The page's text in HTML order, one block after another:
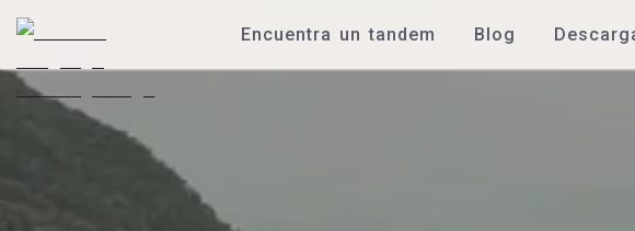
Encuentra un tandem Blog